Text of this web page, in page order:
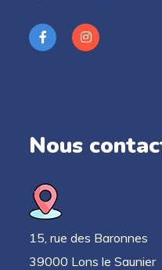
Nous
15, rue des Baronnes
39000 Lons le Saunier